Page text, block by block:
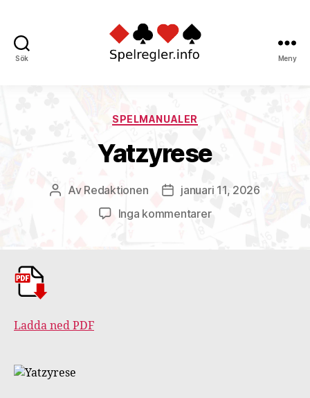
Sök Meny
Kategorier
SPELMANUALER
Yatzyrese
Inläggsförfattare
Av Redaktionen Inläggsdatum
januari 11, 2026
Inga kommentarertill
Ladda ned PDF